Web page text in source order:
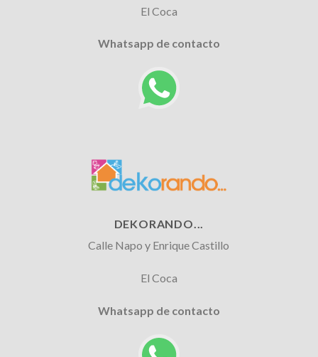
El Coca
Whatsapp de contacto
DEKORANDO...
Calle Napo y Enrique Castillo
El Coca
Whatsapp de contacto